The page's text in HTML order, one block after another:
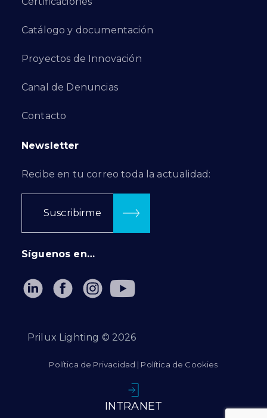
Catálogo y documentación
Proyectos de Innovación
Canal de Denuncias
Contacto
Newsletter
Recibe en tu correo toda la actualidad:
Suscribirme
Síguenos en…
Prilux Lighting © 2026
Política de Privacidad | Política de Cookies
INTRANET